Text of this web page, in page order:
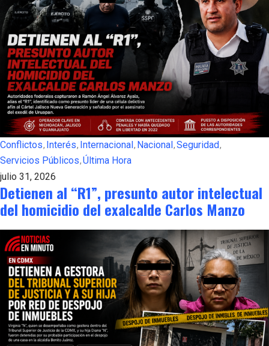
Conflictos Interés Internacional Nacional Seguridad
Servicios Públicos Última Hora
julio 31, 2026
Detienen al “R1”, presunto autor intelectual
del homicidio del exalcalde Carlos Manzo